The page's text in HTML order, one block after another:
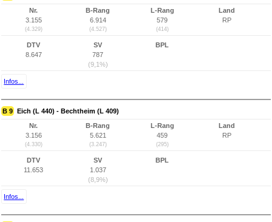
Nr.
3.155
(4.329)
B-Rang
6.914
(4.527)
L-Rang
579
(414)
Land
RP
DTV
8.647
SV
787
(9,1%)
BPL
Infos...
B 9 Eich (L 440) - Bechtheim (L 409)
Nr.
3.156
(4.330)
B-Rang
5.621
(3.247)
L-Rang
459
(295)
Land
RP
DTV
11.653
SV
1.037
(8,9%)
BPL
Infos...